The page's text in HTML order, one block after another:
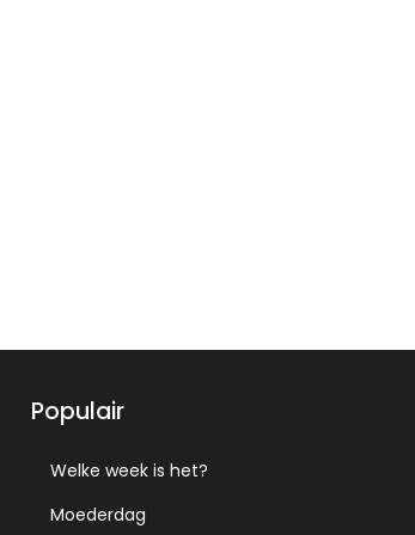
Populair
Welke week is het?
Moederdag